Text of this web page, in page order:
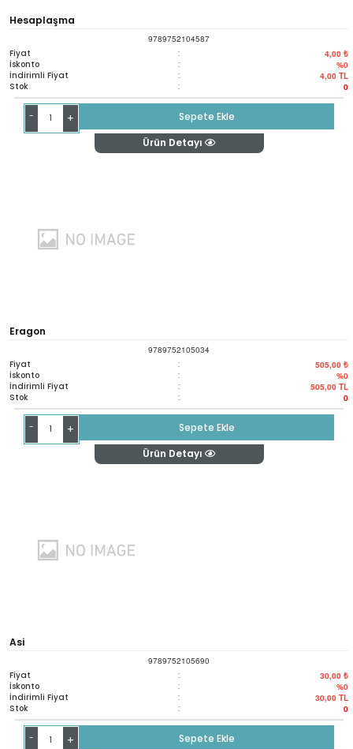
Hesaplaşma
9789752104587
Fiyat : 4,00 ₺
İskonto : %0
İndirimli Fiyat : 4,00 TL
Stok : 0
- +
Sepete Ekle
Ürün Detayı
Eragon
9789752105034
Fiyat : 505,00 ₺
İskonto : %0
İndirimli Fiyat : 505,00 TL
Stok : 0
- +
Sepete Ekle
Ürün Detayı
Asi
9789752105690
Fiyat : 30,00 ₺
İskonto : %0
İndirimli Fiyat : 30,00 TL
Stok : 0
- +
Sepete Ekle